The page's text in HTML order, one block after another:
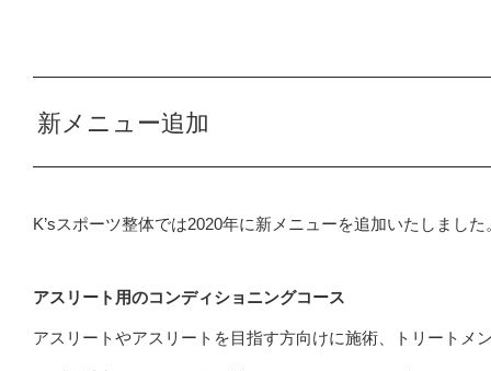
新メニュー追加
K’sスポーツ整体では2020年に新メニューを追加いたしました
アスリート用のコンディショニングコース
アスリートやアスリートを目指す方向けに施術、トリート